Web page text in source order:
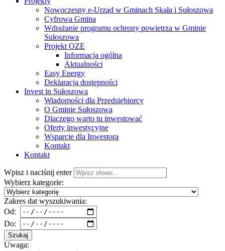
Nowoczesny e-Urząd w Gminach Skała i Sułoszowa
Cyfrowa Gmina
Wdrażanie programu ochrony powietrza w Gminie
Sułoszowa
Projekt OZE
Informacja ogólna
Aktualności
Easy Energy
Deklaracja dostępności
Invest in Sułoszowa
Wiadomości dla Przedsiębiorcy
O Gminie Sułoszowa
Dlaczego warto tu inwestować
Oferty inwestycyjne
Wsparcie dla Inwestora
Kontakt
Kontakt
Wpisz i naciśnij enter
Wybierz kategorie:
Zakres dat wyszukiwania:
Od:
Do:
Szukaj
Uwaga: